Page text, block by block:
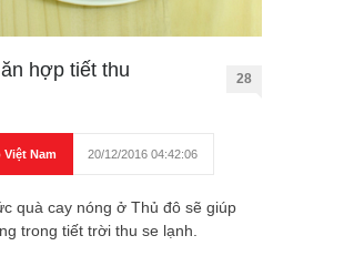
hợp tiết thu
28
Việt Nam 20/12/2016 04:42:06
quà cay nóng ở Thủ đô sẽ giúp
trong tiết trời thu se lạnh.